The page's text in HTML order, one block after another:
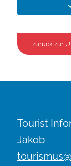
zurück zur
Tourist
Jakob